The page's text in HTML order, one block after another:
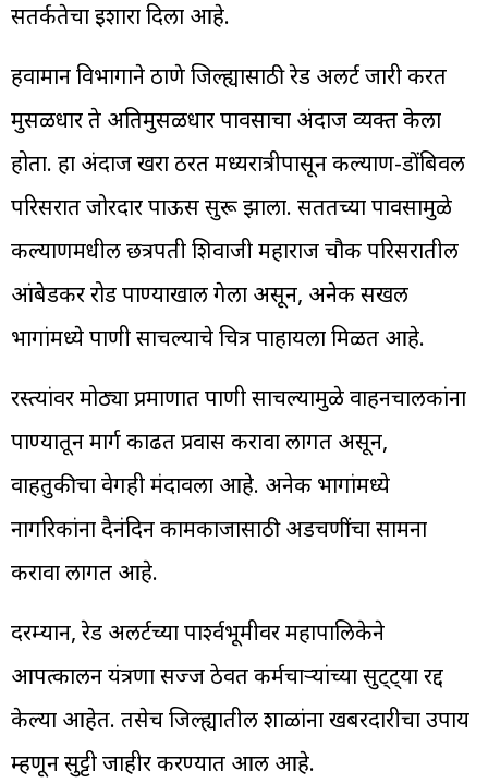
सतर्कतेचा इशारा दिला आहे.
हवामान विभागाने ठाणे जिल्ह्यासाठी रेड अलर्ट जारी करत
मुसळधार ते अतिमुसळधार पावसाचा अंदाज व्यक्त केला
होता. हा अंदाज खरा ठरत मध्यरात्रीपासून कल्याण-डोंबिवली
परिसरात जोरदार पाऊस सुरू झाला. सततच्या पावसामुळे
कल्याणमधील छत्रपती शिवाजी महाराज चौक परिसरातील
आंबेडकर रोड पाण्याखाली गेला असून, अनेक सखल
भागांमध्ये पाणी साचल्याचे चित्र पाहायला मिळत आहे.
रस्त्यांवर मोठ्या प्रमाणात पाणी साचल्यामुळे वाहनचालकांना
पाण्यातून मार्ग काढत प्रवास करावा लागत असून,
वाहतुकीचा वेगही मंदावला आहे. अनेक भागांमध्ये
नागरिकांना दैनंदिन कामकाजासाठी अडचणींचा सामना
करावा लागत आहे.
दरम्यान, रेड अलर्टच्या पार्श्वभूमीवर महापालिकेने
आपत्कालीन यंत्रणा सज्ज ठेवत कर्मचाऱ्यांच्या सुट्ट्या रद्द
केल्या आहेत. तसेच जिल्ह्यातील शाळांना खबरदारीचा उपाय
म्हणून सुट्टी जाहीर करण्यात आली आहे.